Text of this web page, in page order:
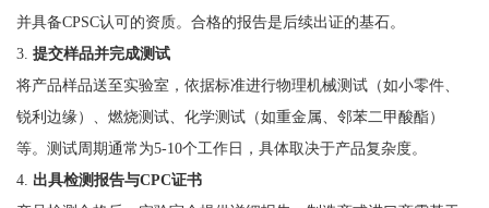
并具备CPSC认可的资质。合格的报告是后续出证的基石。
3. 提交样品并完成测试
将产品样品送至实验室，依据标准进行物理机械测试（如小零件、
锐利边缘）、燃烧测试、化学测试（如重金属、邻苯二甲酸酯）
等。测试周期通常为5-10个工作日，具体取决于产品复杂度。
4. 出具检测报告与CPC证书